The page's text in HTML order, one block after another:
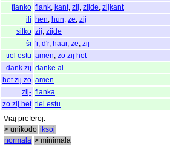
flanko flank kant, zij zijde zijkant
ili hen hun ze zij
silko zij zijde
ŝi 'r, d'r, haar, ze zij
tiel estu amen zo zij het
dank zij danke al
het zij zo amen
zij- flanka
zo zij het tiel estu
Viaj preferoj:
> unikodo iksoj
normala > minimala